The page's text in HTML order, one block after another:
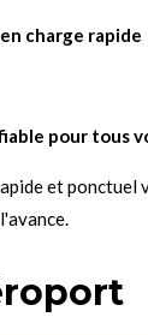
charge rapide
pour tous
et